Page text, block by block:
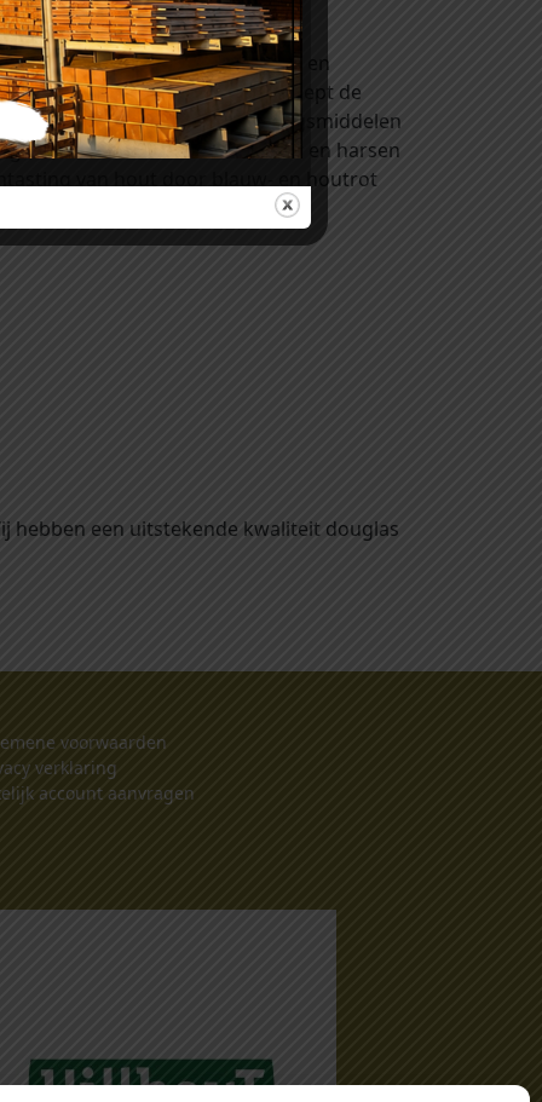
Kijk eens bij onze rubriek ‘verf en
naturel(kleurloos) oflariks(verdiept de
Het zijn houtverduurzamingsmiddelen
de invloeden van licht, weer en harsen
van hout door blauw- en houtrot
worden.
hebben een uitstekende kwaliteit douglas
voorwaarden
verklaring
account aanvragen